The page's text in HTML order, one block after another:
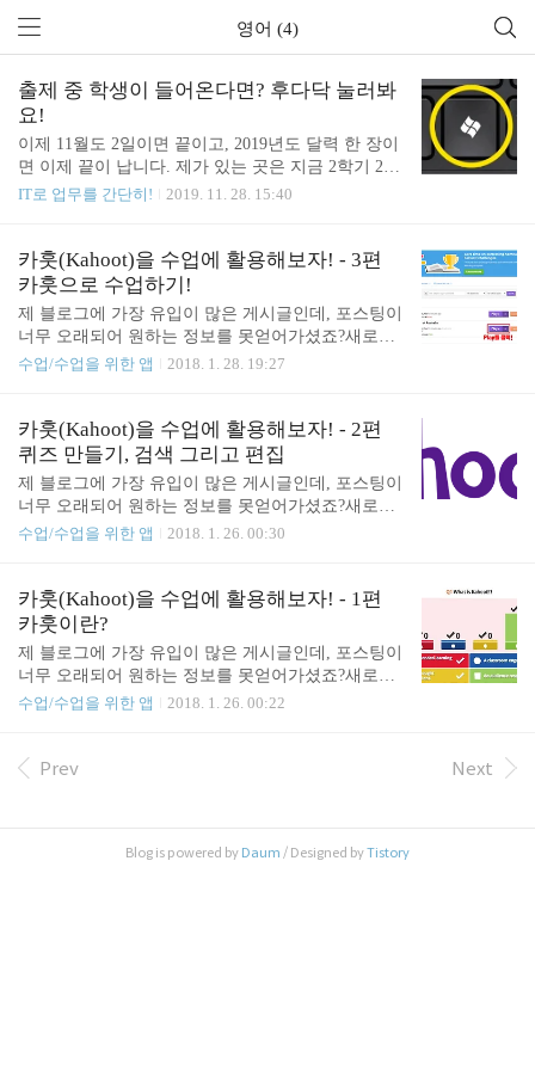
영어 (4)
출제 중 학생이 들어온다면? 후다닥 눌러봐
요!
이제 11월도 2일이면 끝이고, 2019년도 달력 한 장이
면 이제 끝이 납니다. 제가 있는 곳은 지금 2학기 2차
고사 출제가 한창이고요. 모니터가 교무실 문을 열면
키로 윈도우창을 통제할 수 있는 단축키 몇 개 소개
하려고 해요! 1. 윈도우키 + D or M 윈도우키와 D 버
튼 혹은 M버튼을 눌러보세요! 현재 작업하고 있던
창이 전부 작업표시줄로 내려가는 장면을 목격할 수
있습니다! (대박!) 2. 윈도우키 + 방향키 지금 윈도우
키와 방향키 왼쪽을 눌러보세요! 화면이 왼쪽으로 쏠
러보세요 그럼 균등하게 1:1로 분배된 창을 두 개 보
실 수 있습니다. 두 개..
IT로 업무를 간단히! 2019. 11. 28. 15:40
카훗(Kahoot)을 수업에 활용해보자! - 3편
카훗으로 수업하기!
제 블로그에 가장 유입이 많은 게시글인데, 포스팅이
너무 오래되어 원하는 정보를 못얻어가셨죠?새로운
카훗에 대한 포스팅을 올렸습니다! 이 게시글을 참고
- 플레이(클릭하면 링크로 이동합니다) 아래 이어지
는 내용은 현재 카훗 사이트와 많이 다릅니다!! 카훗
(Kahoot)을 수업에 활용해보자! - 3편 카훗으로 수업
하기 2편에서 문제를 생성 혹은 검색 및 편집하는 과
정을 다뤘습니다. 3편에서는 본격적으로 수업시간에
활용하는 방법에 대해 알아보겠습니다. 본격적으로
니다. 1. 다같이 볼 수 있는 화면(TV, 프로젝터 등) 2.
퀴즈 진행용 컴퓨..
수업/수업을 위한 앱 2018. 1. 28. 19:27
카훗(Kahoot)을 수업에 활용해보자! - 2편
퀴즈 만들기, 검색 그리고 편집
제 블로그에 가장 유입이 많은 게시글인데, 포스팅이
너무 오래되어 원하는 정보를 못얻어가셨죠?새로운
카훗에 대한 포스팅을 올렸습니다! 이 게시글을 참고
- 플레이(클릭하면 링크로 이동합니다) 아래 이어지
는 내용은 현재 카훗 사이트와 많이 다릅니다!! 카훗
(Kahoot)을 수업에 활용해보자! - 2편 퀴즈 만들기, 검
색 그리고 편집 안녕하세요! 전편에서 카훗이란 무엇
인가에 대해 알아봤습니다. 2편에서는 카훗을 이용
해 본격적으로 Quiz를 만드는 방법에 대해 알아보겠
접속 - https://kahoot.com - 사이트에 접속합니다. 그..
수업/수업을 위한 앱 2018. 1. 26. 00:30
카훗(Kahoot)을 수업에 활용해보자! - 1편
카훗이란?
제 블로그에 가장 유입이 많은 게시글인데, 포스팅이
너무 오래되어 원하는 정보를 못얻어가셨죠?새로운
카훗에 대한 포스팅을 올렸습니다! 이 게시글을 참고
- 플레이(클릭하면 링크로 이동합니다) 아래 이어지
니다. 카훗을 알게 된 것은 전주대학교 교양학부 소
수업/수업을 위한 앱 2018. 1. 26. 00:22
Prev Next
Blog is powered by Daum / Designed byTistory